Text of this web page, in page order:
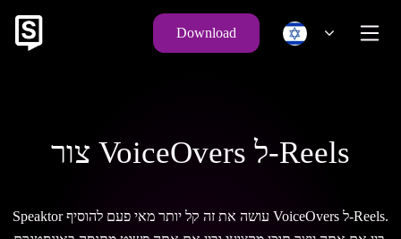
Download
צור VoiceOvers ל-Reels
Speaktor עושה את זה קל יותר מאי פעם להוסיף VoiceOvers ל-Reels.